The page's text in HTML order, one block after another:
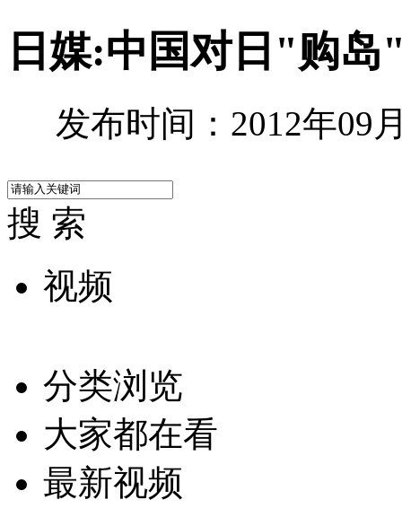
日媒:中国对日"购
发布时间：2012年09
搜 索
视频
分类浏览
大家都在看
最新视频